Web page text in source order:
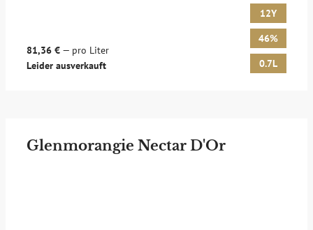
81,36 € — pro Liter
Leider ausverkauft
12Y
46%
0.7L
Glenmorangie Nectar D'Or